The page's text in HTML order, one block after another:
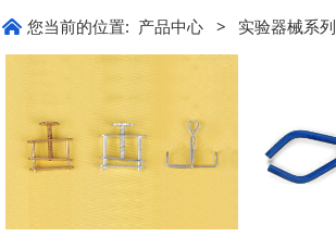
您当前的位置: 产品中心 > 实验器械系列